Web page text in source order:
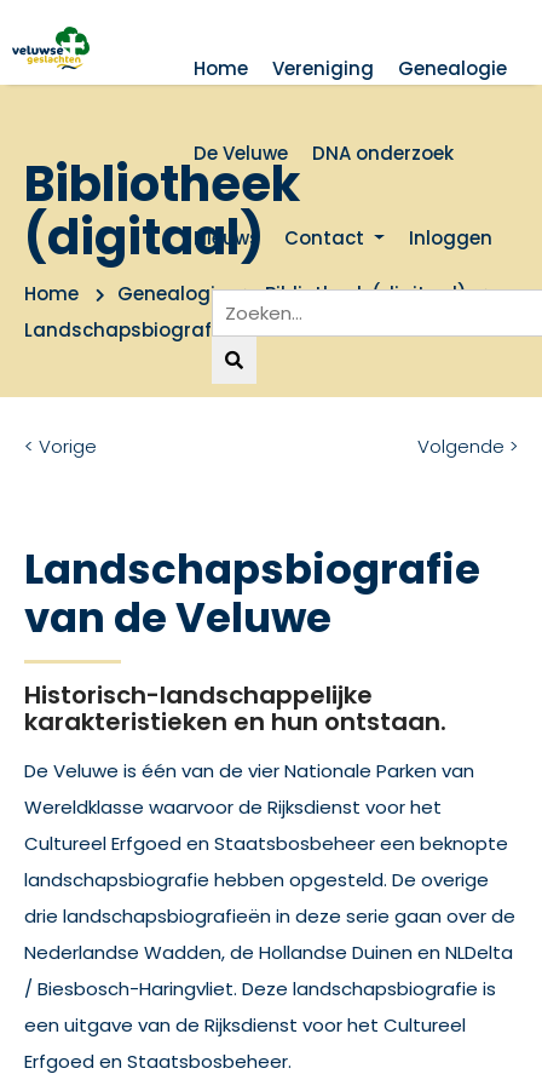
Home Vereniging Genealogie
De Veluwe DNA onderzoek
Nieuws Contact Inloggen
Bibliotheek
(digitaal)
Home Genealogie
Bibliotheek (digitaal)
Landschapsbiografie van de Veluwe
< Vorige Volgende >
Landschapsbiografie
van de Veluwe
Historisch-landschappelijke
karakteristieken en hun ontstaan.
De Veluwe is één van de vier Nationale Parken van
Wereldklasse waarvoor de Rijksdienst voor het
Cultureel Erfgoed en Staatsbosbeheer een beknopte
landschapsbiografie hebben opgesteld. De overige
drie landschapsbiografieën in deze serie gaan over de
Nederlandse Wadden, de Hollandse Duinen en NLDelta
/ Biesbosch-Haringvliet. Deze landschapsbiografie is
een uitgave van de Rijksdienst voor het Cultureel
Erfgoed en Staatsbosbeheer.